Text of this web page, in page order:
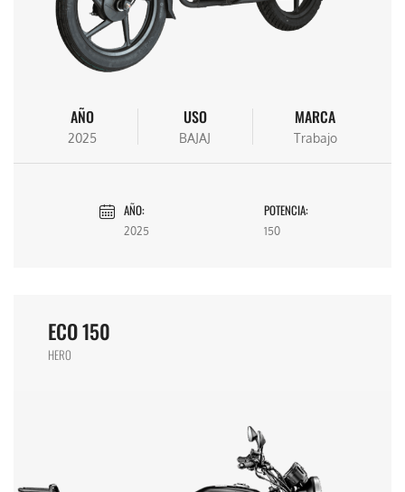
AÑO
2025
USO
BAJAJ
MARCA
Trabajo
AÑO:
2025
POTENCIA:
150
ECO 150
HERO